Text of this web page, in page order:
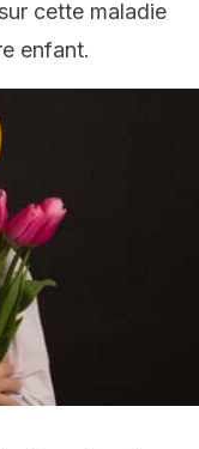
cette maladie
enfant.